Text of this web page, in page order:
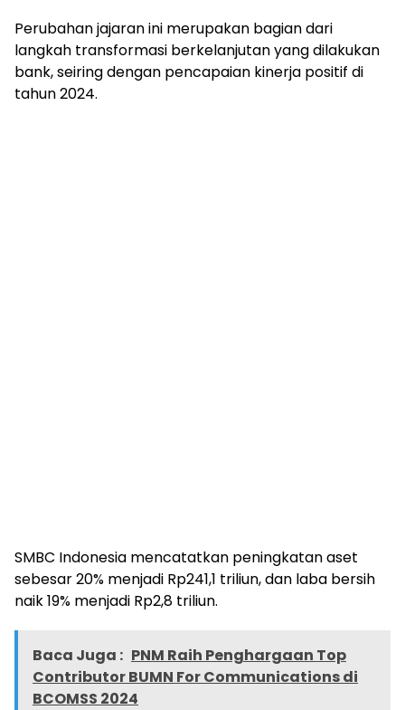
Perubahan jajaran ini merupakan bagian dari
langkah transformasi berkelanjutan yang dilakukan
bank, seiring dengan pencapaian kinerja positif di
tahun 2024.
SMBC Indonesia mencatatkan peningkatan aset
sebesar 20% menjadi Rp241,1 triliun, dan laba bersih
naik 19% menjadi Rp2,8 triliun.
Baca Juga : PNM Raih Penghargaan Top
Contributor BUMN For Communications di
BCOMSS 2024